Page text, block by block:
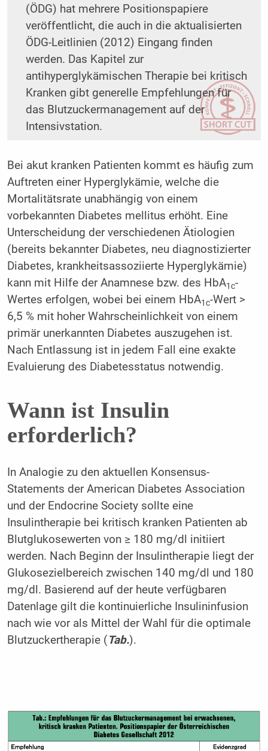
(ÖDG) hat mehrere Positionspapiere
veröffentlicht, die auch in die aktualisierten
ÖDG-Leitlinien (2012) Eingang finden
werden. Das Kapitel zur
antihyperglykämischen Therapie bei kritisch
Kranken gibt generelle Empfehlungen für
das Blutzuckermanagement auf der
Intensivstation.
Bei akut kranken Patienten kommt es häufig zum
Auftreten einer Hyperglykämie, welche die
Mortalitätsrate unabhängig von einem
vorbekannten Diabetes mellitus erhöht. Eine
Unterscheidung der verschiedenen Ätiologien
(bereits bekannter Diabetes, neu diagnostizierter
Diabetes, krankheitsassoziierte Hyperglykämie)
kann mit Hilfe der Anamnese bzw. des HbA1c-
Wertes erfolgen, wobei bei einem HbA1c-Wert >
6,5 % mit hoher Wahrscheinlichkeit von einem
primär unerkannten Diabetes auszugehen ist.
Nach Entlassung ist in jedem Fall eine exakte
Evaluierung des Diabetesstatus notwendig.
Wann ist Insulin
erforderlich?
In Analogie zu den aktuellen Konsensus-
Statements der American Diabetes Association
und der Endocrine Society sollte eine
Insulintherapie bei kritisch kranken Patienten ab
Blutglukosewerten von ≥ 180 mg/dl initiiert
werden. Nach Beginn der Insulintherapie liegt der
Glukosezielbereich zwischen 140 mg/dl und 180
mg/dl. Basierend auf der heute verfügbaren
Datenlage gilt die kontinuierliche Insulininfusion
nach wie vor als Mittel der Wahl für die optimale
Blutzuckertherapie (Tab.).